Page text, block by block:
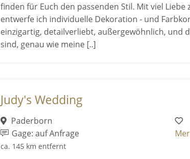
finden für Euch den passenden Stil. Mit viel Liebe
entwerfe ich individuelle Dekoration - und
einzigartig, detailverliebt, außergewöhnlich, und
sind, genau wie meine [..]
Judy's Wedding
Paderborn
Gage: auf Anfrage
ca. 145 km entfernt